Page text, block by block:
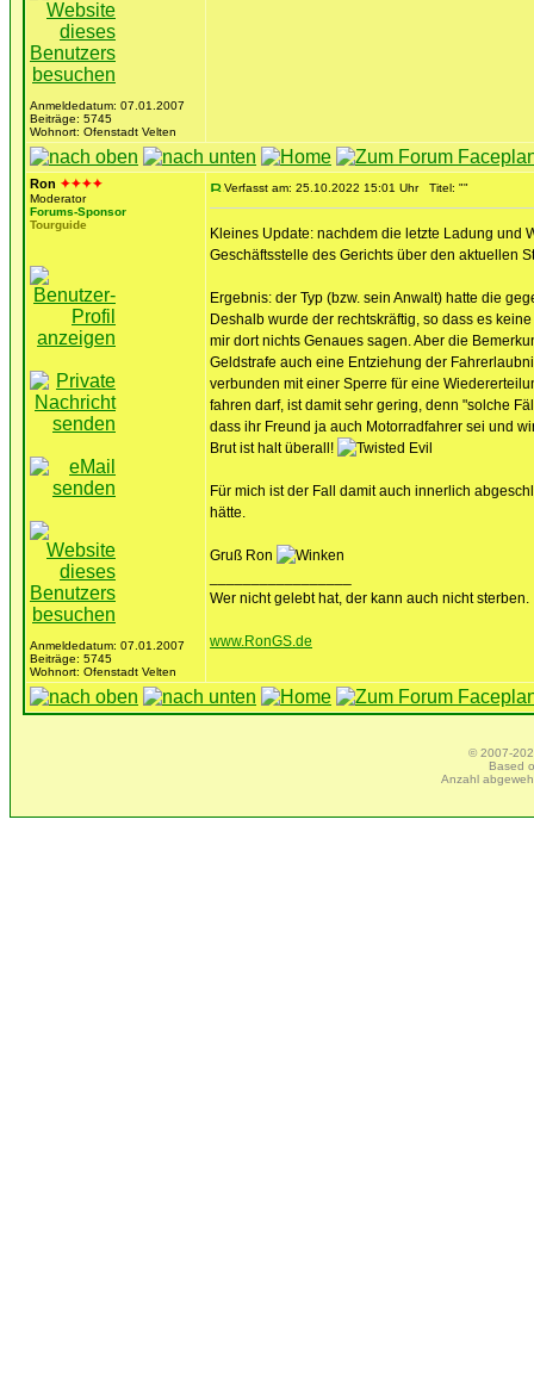
Anmeldedatum: 07.01.2007
Beiträge: 5745
Wohnort: Ofenstadt Velten
Ron ✦✦✦✦
Moderator
Forums-Sponsor
Tourguide
Anmeldedatum: 07.01.2007
Beiträge: 5745
Wohnort: Ofenstadt Velten
Verfasst am: 25.10.2022 15:01 Uhr Titel: ""
Kleines Update: nachdem die letzte Ladung und
Geschäftsstelle des Gerichts über den aktuellen
Ergebnis: der Typ (bzw. sein Anwalt) hatte die
Deshalb wurde der rechtskräftig, so dass es
mir dort nichts Genaues sagen. Aber die
Geldstrafe auch eine Entziehung der
verbunden mit einer Sperre für eine
fahren darf, ist damit sehr gering, denn "solche
dass ihr Freund ja auch Motorradfahrer sei und
Brut ist halt überall!
Für mich ist der Fall damit auch innerlich
hätte.
Gruß Ron
Wer nicht gelebt hat, der kann auch nicht sterben.
www.RonGS.de
© 2007-
Based
Anzahl